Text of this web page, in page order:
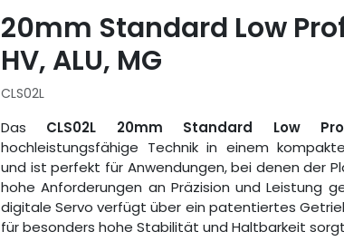
20mm Standard Low
HV, ALU, MG
CLS02L
Das CLS02L 20mm Standard Low
hochleistungsfähige Technik in einem
und ist perfekt für Anwendungen, bei denen der
hohe Anforderungen an Präzision und Leistung
digitale Servo verfügt über ein patentiertes
für besonders hohe Stabilität und Haltbarkeit